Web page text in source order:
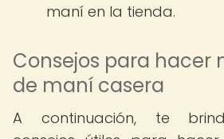
maní en la tienda.
Consejos para hacer
de maní casera
A continuación, te